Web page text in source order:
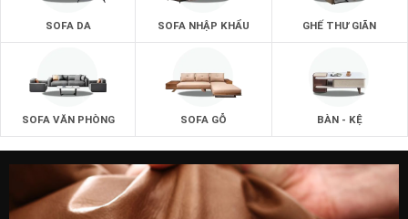
SOFA DA SOFA NHẬP KHẨU GHẾ THƯ GIÃN
SOFA VĂN PHÒNG SOFA GỖ BÀN - KỆ